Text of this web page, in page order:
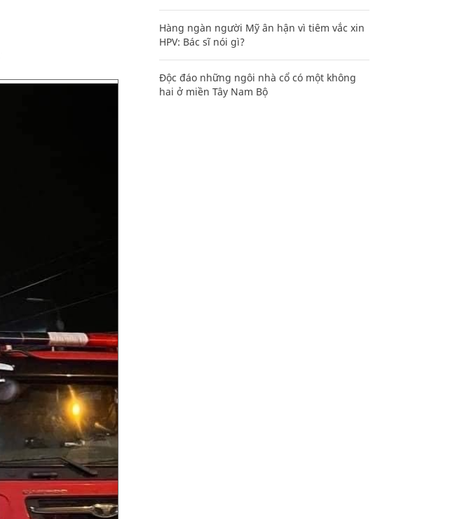
Hàng ngàn người Mỹ ân hận vì tiêm vắc xin
HPV: Bác sĩ nói gì?
Độc đáo những ngôi nhà cổ có một không
hai ở miền Tây Nam Bộ